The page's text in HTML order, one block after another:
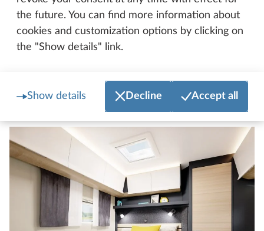
the future. You can find more information about
cookies and customization options by clicking on
the "Show details" link.
Show details Decline Accept all
otevřeného prostoru, nebo velkorysou francouzskou
postel, vždy máte jistotu kvalitních matrací, příjemné
výšky ležení a útulného designu. Díky chytrým